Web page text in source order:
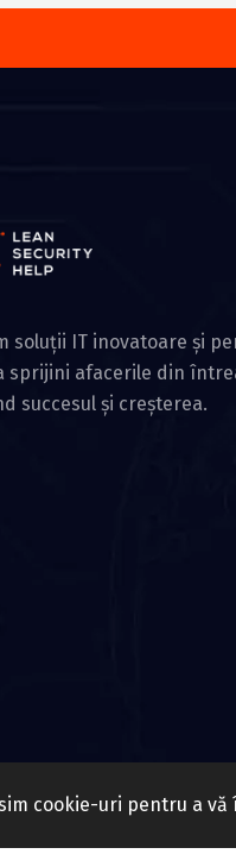
cookie-uri pentru a
soluții IT inovatoare și
sprijini afacerile din
succesul și creșterea.